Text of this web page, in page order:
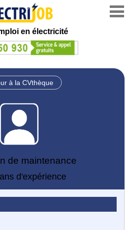
en électricité
à la CVthèque
de maintenance
d'expérience